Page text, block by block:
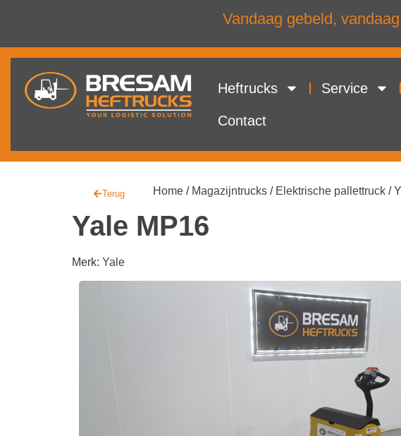
Vandaag gebeld,
Heftrucks Service
Contact
Terug Home / Magazijntrucks / Elektrische pallettruck /
Yale MP16
Merk: Yale